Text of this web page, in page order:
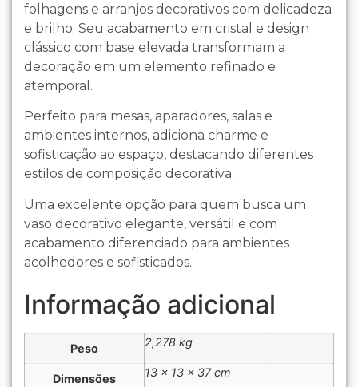
folhagens e arranjos decorativos com delicadeza
e brilho. Seu acabamento em cristal e design
clássico com base elevada transformam a
decoração em um elemento refinado e
atemporal.
Perfeito para mesas, aparadores, salas e
ambientes internos, adiciona charme e
sofisticação ao espaço, destacando diferentes
estilos de composição decorativa.
Uma excelente opção para quem busca um
vaso decorativo elegante, versátil e com
acabamento diferenciado para ambientes
acolhedores e sofisticados.
Informação adicional
Peso 2,278 kg
Dimensões 13 × 13 × 37 cm